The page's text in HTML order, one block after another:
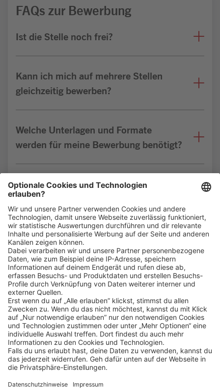
FAQs zur Bewerbung
Ist die Stelle noch frei?
Kann ich mich auf mehrere Stellen
gleichzeitig bewerben?
Welche Unterlagen und Formate
werden für meine Bewerbung benötigt?
Bin ich für die Stelle geeignet?
Klickehier, um alle offenen Jobs zu sehen.
Impressum Datenschutz
Privatsphäre-Einstellungen
FAQ
Veranstaltungen
Sitemap